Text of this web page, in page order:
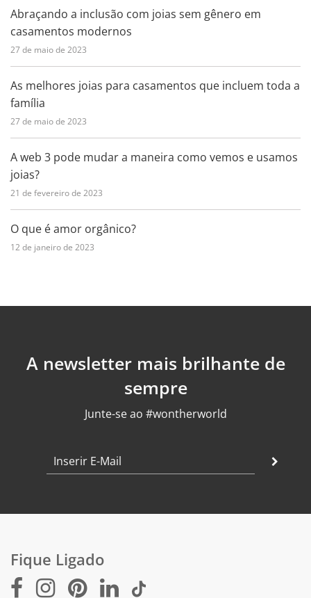
Abraçando a inclusão com joias sem gênero em
casamentos modernos
27 de maio de 2023
As melhores joias para casamentos que incluem toda a
família
27 de maio de 2023
A web 3 pode mudar a maneira como vemos e usamos
joias?
21 de fevereiro de 2023
O que é amor orgânico?
12 de janeiro de 2023
A newsletter mais brilhante de
sempre
Junte-se ao #wontherworld
Fique Ligado